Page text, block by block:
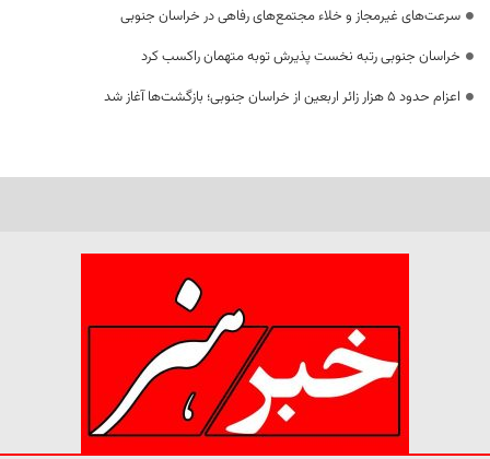
سرعت‌های غیرمجاز و خلاء مجتمع‌های رفاهی در خراسان جنوبی
خراسان جنوبی رتبه نخست پذیرش توبه متهمان راکسب کرد
اعزام حدود 5 هزار زائر اربعین از خراسان جنوبی؛ بازگشت‌ها آغاز شد